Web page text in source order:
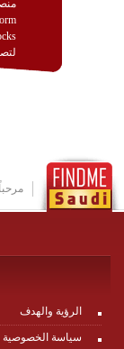
الرؤية والهدف
سياسة الخصوصية